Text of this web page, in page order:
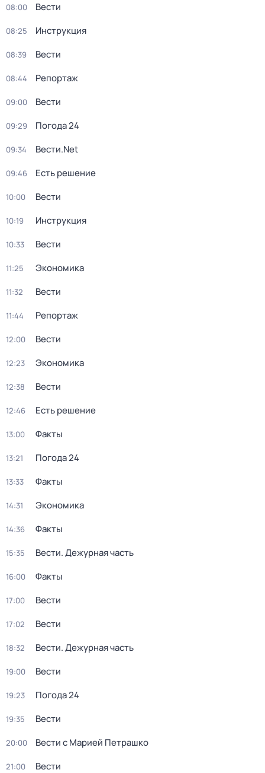
08:00 Вести
08:25 Инструкция
08:39 Вести
08:44 Репортаж
09:00 Вести
09:29 Погода 24
09:34 Вести.Net
09:46 Есть решение
10:00 Вести
10:19 Инструкция
10:33 Вести
11:25 Экономика
11:32 Вести
11:44 Репортаж
12:00 Вести
12:23 Экономика
12:38 Вести
12:46 Есть решение
13:00 Факты
13:21 Погода 24
13:33 Факты
14:31 Экономика
14:36 Факты
15:35 Вести. Дежурная часть
16:00 Факты
17:00 Вести
17:02 Вести
18:32 Вести. Дежурная часть
19:00 Вести
19:23 Погода 24
19:35 Вести
20:00 Вести с Марией Петрашко
21:00 Вести